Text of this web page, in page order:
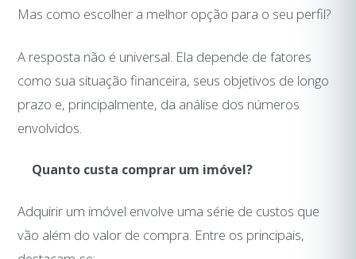
Mas como escolher a melhor opção para o seu perfil?
A resposta não é universal. Ela depende de fatores
como sua situação financeira, seus objetivos de longo
prazo e, principalmente, da análise dos números
envolvidos.
Quanto custa comprar um imóvel?
Adquirir um imóvel envolve uma série de custos que
vão além do valor de compra. Entre os principais,